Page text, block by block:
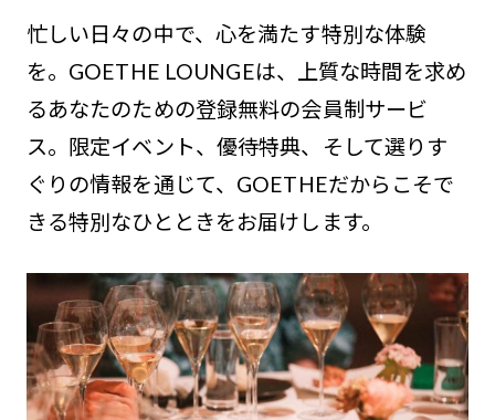
忙しい日々の中で、心を満たす特別な体験
を。GOETHE LOUNGEは、上質な時間を求め
るあなたのための登録無料の会員制サービ
ス。限定イベント、優待特典、そして選りす
ぐりの情報を通じて、GOETHEだからこそで
きる特別なひとときをお届けします。